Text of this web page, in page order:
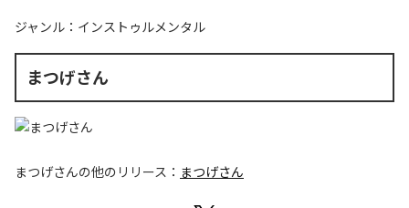
ジャンル： インストゥルメンタル
まつげさん
まつげさんの他のリリース： まつげさん